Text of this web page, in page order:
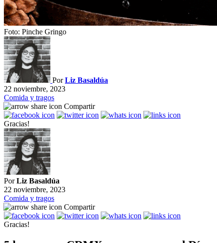
Foto: Pinche Gringo
PorLiz Basaldúa
22 noviembre, 2023
Comida y tragos
Compartir
Gracias!
PorLiz Basaldúa
22 noviembre, 2023
Comida y tragos
Compartir
Gracias!